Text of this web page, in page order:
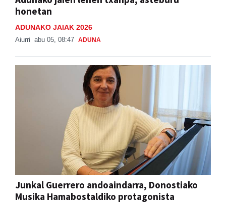
honetan
ADUNAKO JAIAK 2026
Aiurri abu 05, 08:47 ADUNA
Junkal Guerrero andoaindarra, Donostiako
Musika Hamabostaldiko protagonista